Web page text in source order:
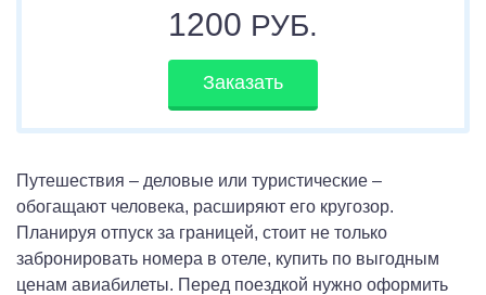
1200 РУБ.
Заказать
Путешествия – деловые или туристические –
обогащают человека, расширяют его кругозор.
Планируя отпуск за границей, стоит не только
забронировать номера в отеле, купить по выгодным
ценам авиабилеты. Перед поездкой нужно оформить